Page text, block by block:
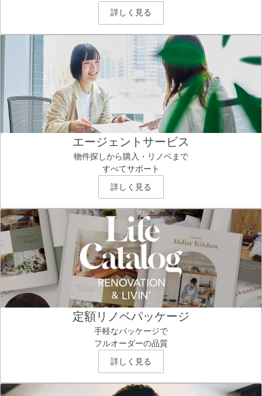
詳しく見る
エージェントサービス
物件探しから購入・リノベまで
すべてサポート
詳しく見る
定額リノベパッケージ
手軽なパッケージで
フルオーダーの品質
詳しく見る